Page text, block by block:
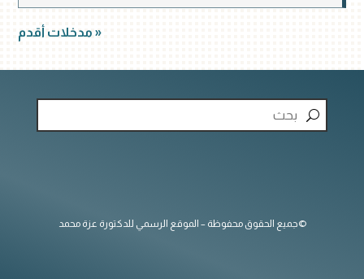
« مدخلات أقدم
©جميع الحقوق محفوظة – الموقع الرسمي للدكتورة عزة محمد